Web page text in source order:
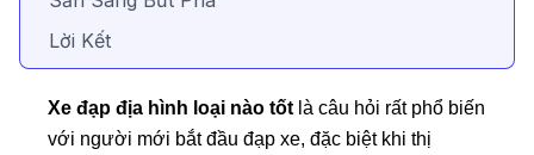
Lời Kết
Xe đạp địa hình loại nào tốt là câu hỏi rất phổ biến
với người mới bắt đầu đạp xe, đặc biệt khi thị